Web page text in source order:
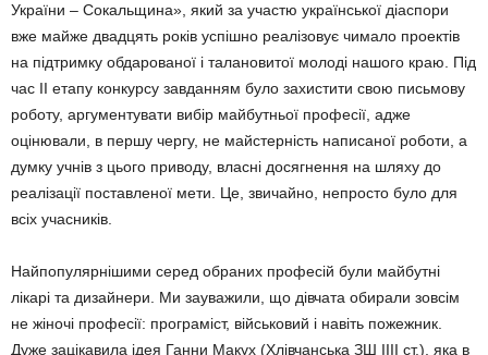
України – Сокальщина», який за участю української діаспори
вже майже двадцять років успішно реалізовує чимало проектів
на підтримку обдарованої і талановитої молоді нашого краю. Під
час ІІ етапу конкурсу завданням було захистити свою письмову
роботу, аргументувати вибір майбутньої професії, адже
оцінювали, в першу чергу, не майстерність написаної роботи, а
думку учнів з цього приводу, власні досягнення на шляху до
реалізації поставленої мети. Це, звичайно, непросто було для
всіх учасників.
Найпопулярнішими серед обраних професій були майбутні
лікарі та дизайнери. Ми зауважили, що дівчата обирали зовсім
не жіночі професії: програміст, військовий і навіть пожежник.
Дуже зацікавила ідея Ганни Макух (Хлівчанська ЗШ ІІІІ ст.), яка в